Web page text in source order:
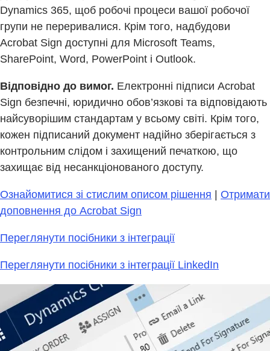
Dynamics 365, щоб робочі процеси вашої робочої
групи не переривалися. Крім того, надбудови
Acrobat Sign доступні для Microsoft Teams,
SharePoint, Word, PowerPoint і Outlook.​
Відповідно до вимог. Електронні підписи Acrobat
Sign безпечні, юридично обов’язкові та відповідають
найсуворішим стандартам у всьому світі. Крім того,
кожен підписаний документ надійно зберігається з
контрольним слідом і захищений печаткою, що
захищає від несанкціонованого доступу.​​
Ознайомитися зі стислим описом рішення | Отримати
доповнення до Acrobat Sign
Переглянути посібники з інтеграції
Переглянути посібники з інтеграції LinkedIn